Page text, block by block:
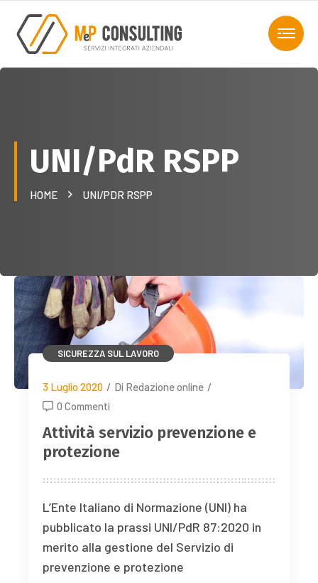
UNI/PdR RSPP
HOME UNI/PDR RSPP
SICUREZZA SUL LAVORO
3 Luglio 2020 / Di Redazione online /
0 Commenti
Attività servizio prevenzione e
protezione
L’Ente Italiano di Normazione (UNI) ha
pubblicato la prassi UNI/PdR 87:2020 in
merito alla gestione del Servizio di
prevenzione e protezione